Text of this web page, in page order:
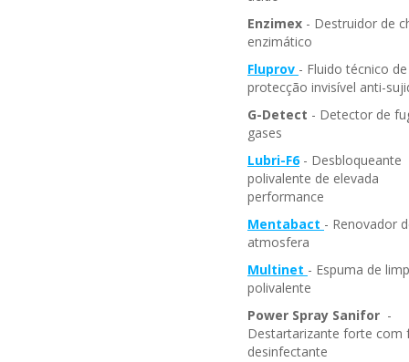
Enzimex - Destruidor de
enzimático
Fluprov - Fluido técnico de
protecção invisível anti-
G-Detect - Detector de
gases
Lubri-F6- Desbloqueante
polivalente de elevada
performance
Mentabact - Renovador
atmosfera
Multinet - Espuma de
polivalente
Power Spray Sanifor -
Destartarizante forte com
desinfectante